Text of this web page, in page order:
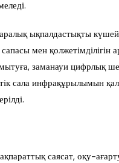
ықпалдастықты
мен қолжетімділігін
заманауи цифрлық
сала инфрақұрылымын
саясат, оқу-